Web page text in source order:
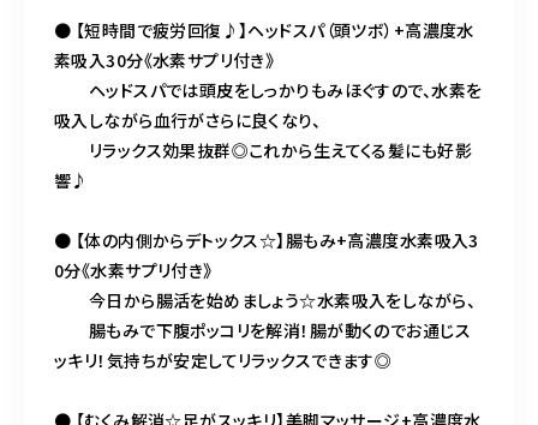
● 【短時間で疲労回復♪】ヘッドスパ（頭ツボ）+高濃度水
素吸入30分《水素サプリ付き》
ヘッドスパでは頭皮をしっかりもみほぐすので、水素を
吸入しながら血行がさらに良くなり、
リラックス効果抜群◎これから生えてくる髪にも好影
響♪
● 【体の内側からデトックス☆】腸もみ+高濃度水素吸入3
0分《水素サプリ付き》
今日から腸活を始めましょう☆水素吸入をしながら、
腸もみで下腹ポッコリを解消！腸が動くのでお通じス
ッキリ！気持ちが安定してリラックスできます◎